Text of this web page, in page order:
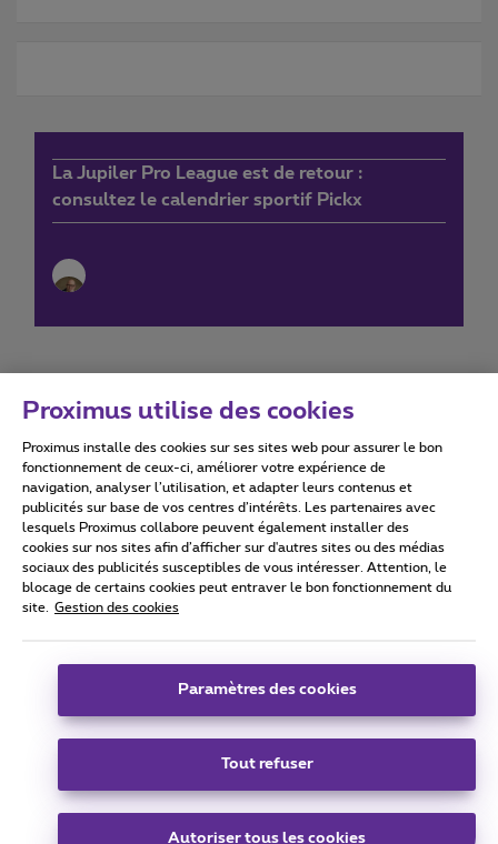
La Jupiler Pro League est de retour :
consultez le calendrier sportif Pickx
Conditions d'utilisation Accessibility statement
Tous droits réservés. © 2026 Proximus
Conditions générales, info consommateur
Coordonnées de l’entreprise
Boulevard du Roi Albert II 27 - B-1030 Bruxelles.
Carrier & Wholesale Solutions
Proximus utilise des cookies
Proximus installe des cookies sur ses sites web pour assurer le bon
fonctionnement de ceux-ci, améliorer votre expérience de
navigation, analyser l’utilisation, et adapter leurs contenus et
publicités sur base de vos centres d’intérêts. Les partenaires avec
lesquels Proximus collabore peuvent également installer des
cookies sur nos sites afin d’afficher sur d'autres sites ou des médias
sociaux des publicités susceptibles de vous intéresser. Attention, le
blocage de certains cookies peut entraver le bon fonctionnement du
site.
Gestion des cookies
Paramètres des cookies
Tout refuser
Autoriser tous les cookies